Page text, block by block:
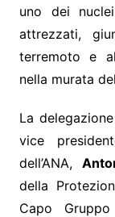
uno dei
attrezzati,
terremoto e
nella murata del
La
vice
dell’ANA,
della
Capo